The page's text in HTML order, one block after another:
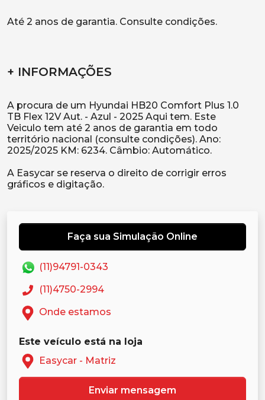
Até 2 anos de garantia. Consulte condições.
+ INFORMAÇÕES
A procura de um Hyundai HB20 Comfort Plus 1.0
TB Flex 12V Aut. - Azul - 2025 Aqui tem. Este
Veiculo tem até 2 anos de garantia em todo
território nacional (consulte condições). Ano:
2025/2025 KM: 6234. Câmbio: Automático.
A Easycar se reserva o direito de corrigir erros
Faça sua Simulação Online
(11)94791-0343
(11)4750-2994
Onde estamos
Este veículo está na loja
Easycar - Matriz
Enviar mensagem